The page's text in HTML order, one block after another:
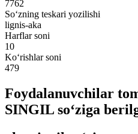
7762
So‘zning teskari yozilishi
lignis-aka
Harflar soni
10
Ko‘rishlar soni
479
Foydalanuvchilar
SINGIL so‘ziga